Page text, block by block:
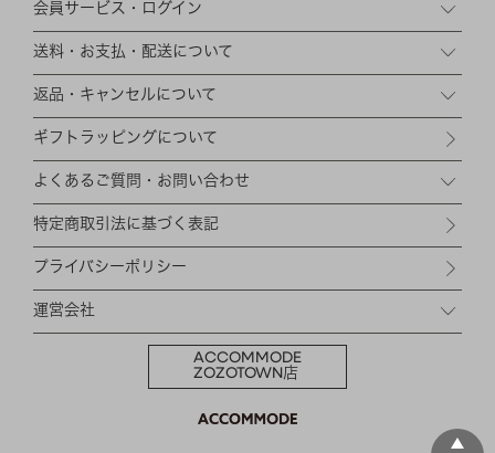
ACCOMMODE
ZOZOTOWN店
会員サービス・ログイン
送料・お支払・配送について
返品・キャンセルについて
ギフトラッピングについて
よくあるご質問・お問い合わせ
特定商取引法に基づく表記
プライバシーポリシー
運営会社